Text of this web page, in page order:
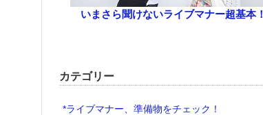
いまさら聞けないライブマナー超基本！
カテゴリー
*ライブマナー、準備物をチェック！